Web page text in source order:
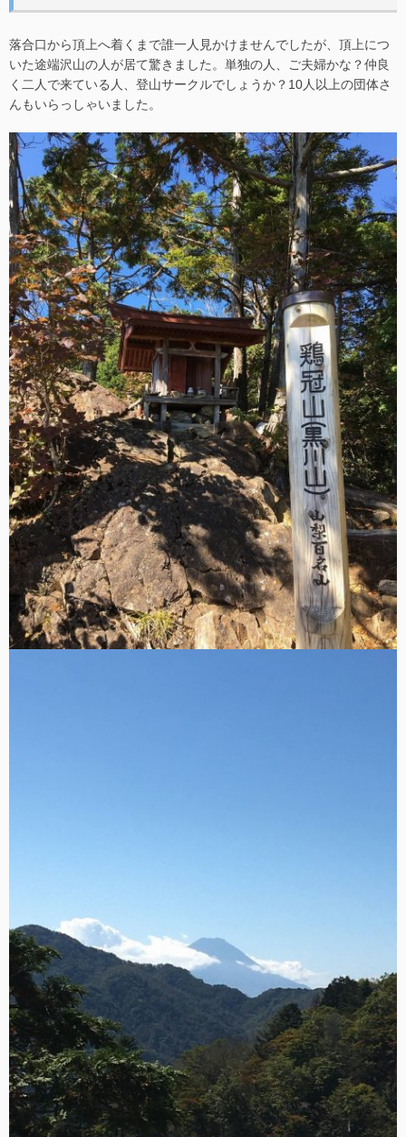
落合口から頂上へ着くまで誰一人見かけませんでしたが、頂上につ
いた途端沢山の人が居て驚きました。単独の人、ご夫婦かな？仲良
く二人で来ている人、登山サークルでしょうか？10人以上の団体さ
んもいらっしゃいました。